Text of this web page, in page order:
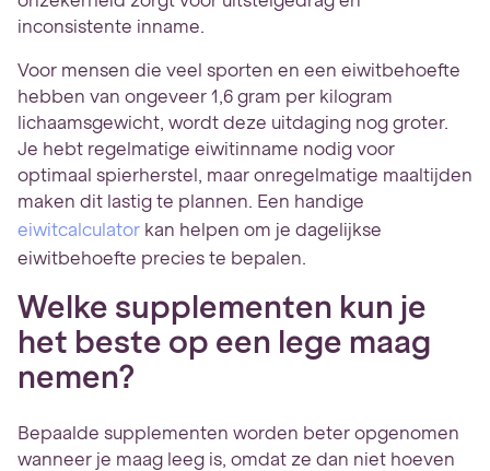
inconsistente inname.
Voor mensen die veel sporten en een eiwitbehoefte
hebben van ongeveer 1,6 gram per kilogram
lichaamsgewicht, wordt deze uitdaging nog groter.
Je hebt regelmatige eiwitinname nodig voor
optimaal spierherstel, maar onregelmatige maaltijden
maken dit lastig te plannen. Een handige
eiwitcalculator kan helpen om je dagelijkse
eiwitbehoefte precies te bepalen.
Welke supplementen kun je
het beste op een lege maag
nemen?
Bepaalde supplementen worden beter opgenomen
wanneer je maag leeg is, omdat ze dan niet hoeven